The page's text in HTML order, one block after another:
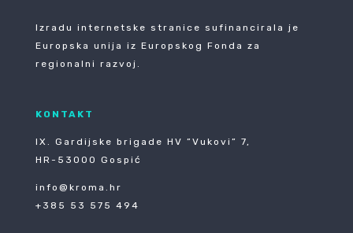
Izradu internetske stranice sufinancirala je
Europska unija iz Europskog Fonda za
regionalni razvoj.
KONTAKT
IX. Gardijske brigade HV ”Vukovi” 7,
HR-53000 Gospić
info@kroma.hr
+385 53 575 494